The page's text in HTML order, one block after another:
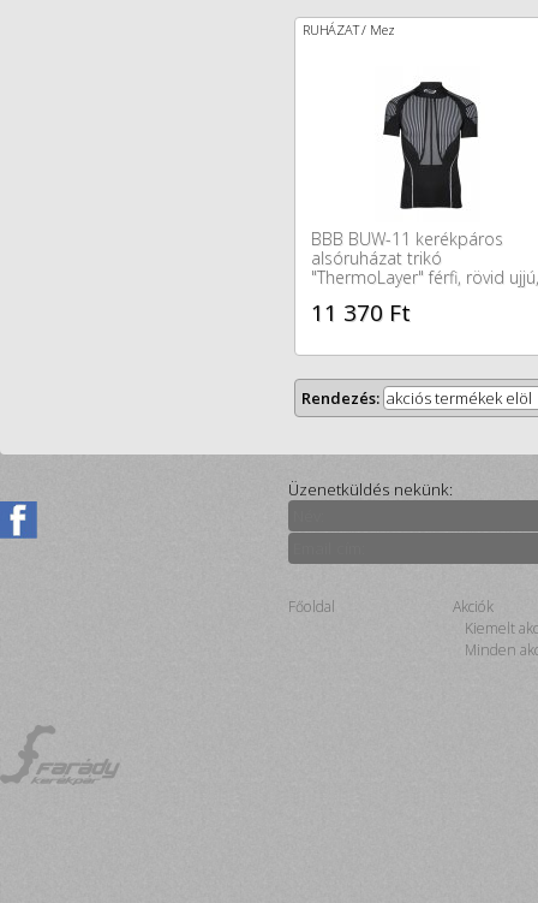
RUHÁZAT / Mez
BBB BUW-11 kerékpáros
alsóruházat trikó
"ThermoLayer" férfi, rövid ujjú,
11 370 Ft
Rendezés: akciós termékek elöl
Üzenetküldés nekünk:
Főoldal
Akciók
Kiemelt
Minden